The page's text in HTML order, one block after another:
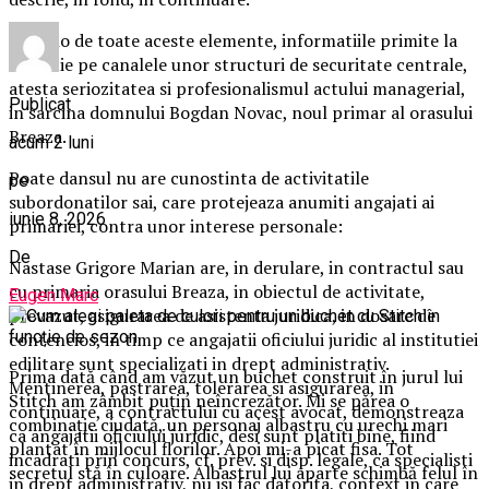
Dincolo de toate aceste elemente, informatiile primite la
redactie pe canalele unor structuri de securitate centrale,
atesta seriozitatea si profesionalismul actului managerial,
in sarcina domnului Bogdan Novac, noul primar al orasului
Breaza.
Poate dansul nu are cunostinta de activitatile
subordonatilor sai, care protejeaza anumiti angajati ai
primariei, contra unor interese personale:
Nastase Grigore Marian are, in derulare, in contractul sau
cu primaria orasului Breaza, in obiectul de activitate,
prevazut, asigurarea de asistenta juridica, in dosare de
contencios, in timp ce angajatii oficiului juridic al institutiei
edilitare sunt specializati in drept administrativ.
Mentinerea, pastrarea, tolerarea si asigurarea, in
continuare, a contractului cu acest avocat, demonstreaza
ca angajatii oficiului juridic, desi sunt platiti bine, fiind
incadrati prin concurs, cf. prev. si disp. legale, ca specialisti
in drept administrativ, nu isi fac datorita, context in care
Publicat
acum 2 luni
pe
iunie 8, 2026
De
Eugen Marc
Prima dată când am văzut un buchet construit în jurul lui
Stitch am zâmbit puțin neîncrezător. Mi se părea o
combinație ciudată, un personaj albastru cu urechi mari
plantat în mijlocul florilor. Apoi mi-a picat fisa. Tot
secretul stă în culoare. Albastrul lui aparte schimbă felul în